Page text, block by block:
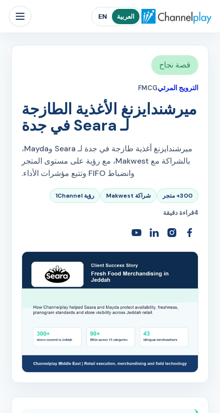
الصفحة الرئيسية لتشانلبلاي الشرق الأوسط
EN العربية
قصة نجاح
الترويج المرئيFMCG
ميرشندايزنغ الأغذية الطازجة
لـ Seara في جدة
ميرشندايزنغ أغذية طازجة في جدة لـ Seara وMayda،
بالشراكة مع Makwest، مع رؤية على مستوى المتجر
وانضباط FIFO وتتبع مؤشرات الأداء.
300+ متجر شراكة Makwest رؤية 1Channel
4قراءة دقيقة